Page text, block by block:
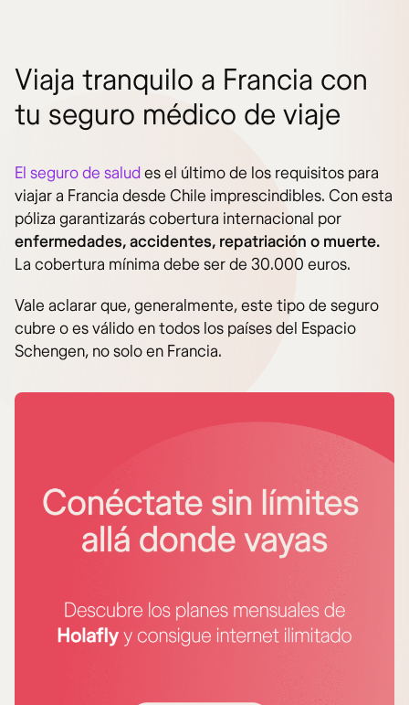
Viaja tranquilo a Francia con
tu seguro médico de viaje
El seguro de saludes el último de los requisitos para
viajar a Francia desde Chile imprescindibles. Con esta
póliza garantizarás cobertura internacional por
enfermedades, accidentes, repatriación o muerte.
La cobertura mínima debe ser de 30.000 euros.
Vale aclarar que, generalmente, este tipo de seguro
cubre o es válido en todos los países del Espacio
Schengen, no solo en Francia.